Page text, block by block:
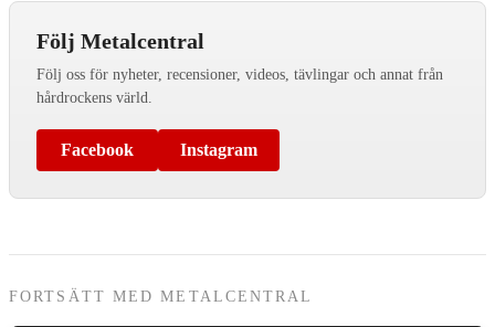
Följ Metalcentral
Följ oss för nyheter, recensioner, videos, tävlingar och annat från
hårdrockens värld.
Facebook Instagram
FORTSÄTT MED METALCENTRAL